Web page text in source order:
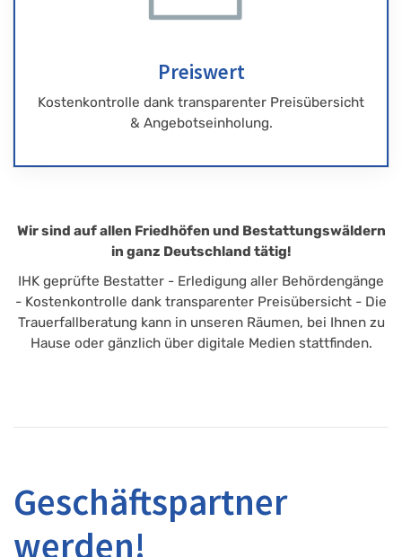
Preiswert
Kostenkontrolle dank transparenter Preisübersicht
& Angebotseinholung.
Wir sind auf allen Friedhöfen und Bestattungswäldern
in ganz Deutschland tätig!
IHK geprüfte Bestatter - Erledigung aller Behördengänge
- Kostenkontrolle dank transparenter Preisübersicht - Die
Trauerfallberatung kann in unseren Räumen, bei Ihnen zu
Hause oder gänzlich über digitale Medien stattfinden.
Geschäftspartner
werden!